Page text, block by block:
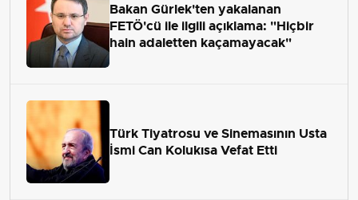
Bakan Gürlek'ten yakalanan
FETÖ'cü ile ilgili açıklama: "Hiçbir
hain adaletten kaçamayacak"
Türk Tiyatrosu ve Sinemasının Usta
İsmi Can Kolukısa Vefat Etti